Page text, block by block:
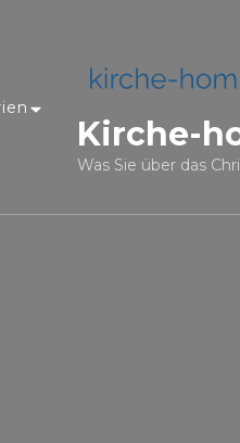
Kirche-
Was Sie über das